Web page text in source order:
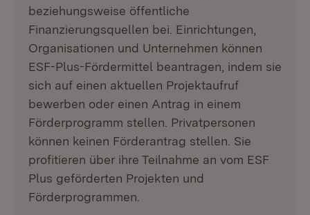
beziehungsweise öffentliche
Finanzierungsquellen bei. Einrichtungen,
Organisationen und Unternehmen können
ESF-Plus-Fördermittel beantragen, indem sie
sich auf einen aktuellen Projektaufruf
bewerben oder einen Antrag in einem
Förderprogramm stellen. Privatpersonen
können keinen Förderantrag stellen. Sie
profitieren über ihre Teilnahme an vom ESF
Plus geförderten Projekten und
Förderprogrammen.